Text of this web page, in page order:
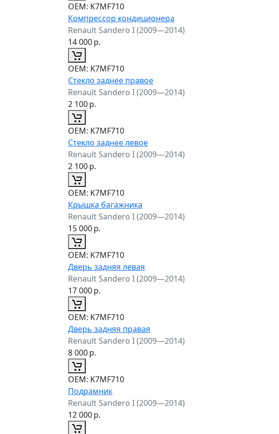
ОЕМ: K7MF710
Компрессор кондиционера
Renault Sandero I (2009—2014)
14 000р.
ОЕМ: K7MF710
Стекло заднее правое
Renault Sandero I (2009—2014)
2 100р.
ОЕМ: K7MF710
Стекло заднее левое
Renault Sandero I (2009—2014)
2 100р.
ОЕМ: K7MF710
Крышка багажника
Renault Sandero I (2009—2014)
15 000р.
ОЕМ: K7MF710
Дверь задняя левая
Renault Sandero I (2009—2014)
17 000р.
ОЕМ: K7MF710
Дверь задняя правая
Renault Sandero I (2009—2014)
8 000р.
ОЕМ: K7MF710
Подрамник
Renault Sandero I (2009—2014)
12 000р.